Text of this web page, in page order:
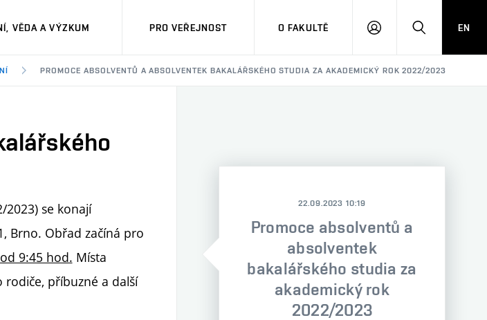
VĚDA A VÝZKUM PRO VEŘEJNOST O FAKULTĚ
PŘIHLÁSITHLEDAT
EN
PROMOCE ABSOLVENTŮ A ABSOLVENTEK BAKALÁŘSKÉHO STUDIA ZA AKADEMICKÝ ROK 2022/2023
2023) se konají
Brno. Obřad začíná pro
9:45 hod. Místa
příbuzné a další
22.09.2023 10:19
Promoce absolventů a
absolventek
bakalářského studia za
akademický rok
2022/2023